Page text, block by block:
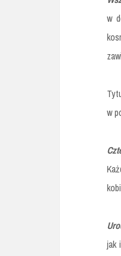
w
w
jak